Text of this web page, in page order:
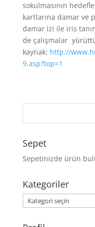
sokulmasının
kartlarına damar ve
damar izi ile iris
de çalışmalar
kaynak: http://
9.asp?top=1
Sepet
Sepetinizde ürün
Kategoriler
Kategoriler